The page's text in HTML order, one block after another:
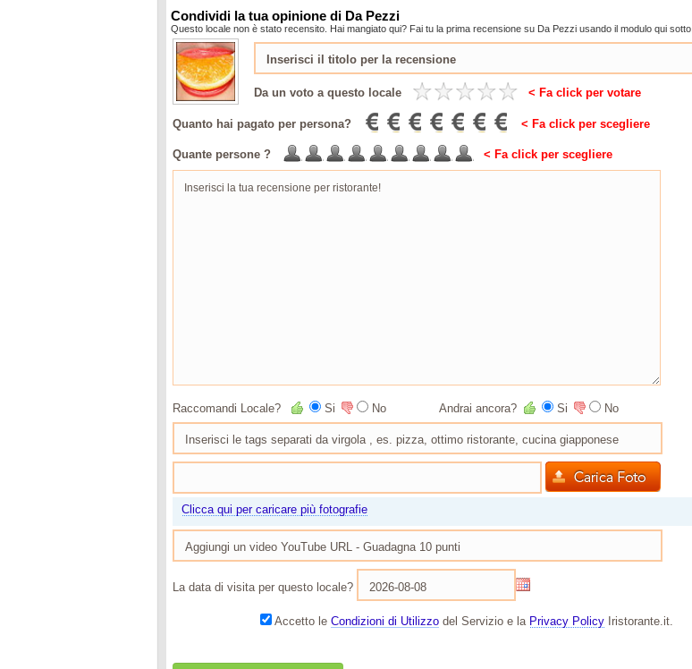
Condividi la tua opinione di Da Pezzi
Questo locale non è stato recensito. Hai mangiato qui? Fai tu la prima recensione su Da Pezzi usando il modulo qui sotto.
Da un voto a questo locale < Fa click per votare
Quanto hai pagato per persona? < Fa click per scegliere
Quante persone ? < Fa click per scegliere
Raccomandi Locale? Si No Andrai ancora? Si No
Clicca qui per caricare più fotografie
La data di visita per questo locale?
Accetto le Condizioni di Utilizzodel Servizio e la Privacy PolicyIristorante.it.